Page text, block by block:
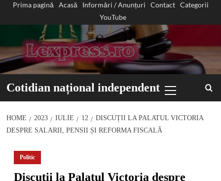
Prima pagină Acasă Informări / Anunțuri Contact
Categorii
YouTube
Cotidian național independent
Menu
HOME 2023 IULIE 12
DISCUȚII LA PALATUL VICTORIA
DESPRE SALARII, PENSII ȘI REFORMA FISCALĂ
Politic
Discuții la Palatul Victoria despre